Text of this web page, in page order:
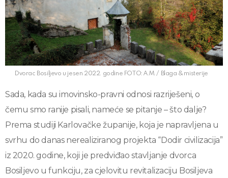
Dvorac Bosiljevo u jesen 2022. godine FOTO: A.M. / Blaga & misterije
Sada, kada su imovinsko-pravni odnosi razriješeni, o
čemu smo ranije pisali, nameće se pitanje – što dalje?
Prema studiji Karlovačke županije, koja je napravljena u
svrhu do danas nerealiziranog projekta “Dodir civilizacija”
iz 2020. godine, koji je predviđao stavljanje dvorca
Bosiljevo u funkciju, za cjelovitu revitalizaciju Bosiljeva